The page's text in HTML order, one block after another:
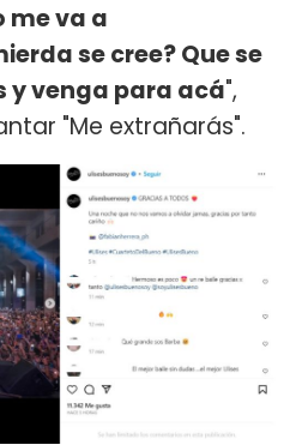
me va a
se cree? Que se
y venga para acá",
"Me extrañarás".